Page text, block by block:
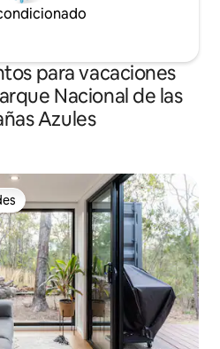
para vacaciones
Nacional de las
Azules
preferido